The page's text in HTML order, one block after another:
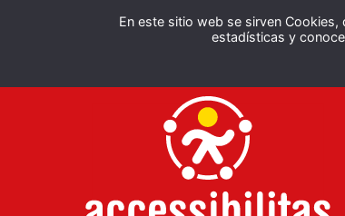
En este sitio web se sirven
estadísticas y